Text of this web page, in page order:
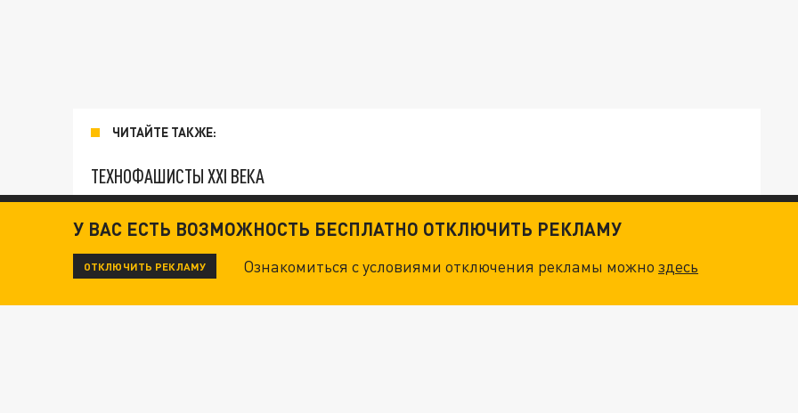
ЧИТАЙТЕ ТАКЖЕ:
ТЕХНОФАШИСТЫ XXI ВЕКА
"КРОТАМИ" БЫЛИ ВСЕ? ТЕРАКТ В ЦЕНТРЕ МОСКВЫ: НА ГЕНЕРАЛОВ ОХОТЯТСЯ "ЖИВЫЕ ДРОНЫ"
ДАНЯ С ДАШЕЙ СПАСЛИСЬ ОТ БОЕВИКОВ ВСУ. НО БЕДЫ ДЛЯ МАЛЫШЕЙ НЕ ЗАКОНЧИЛИСЬ
У ВАС ЕСТЬ ВОЗМОЖНОСТЬ БЕСПЛАТНО ОТКЛЮЧИТЬ РЕКЛАМУ
ОТКЛЮЧИТЬ РЕКЛАМУ Ознакомиться с условиями отключения рекламы можноздесь